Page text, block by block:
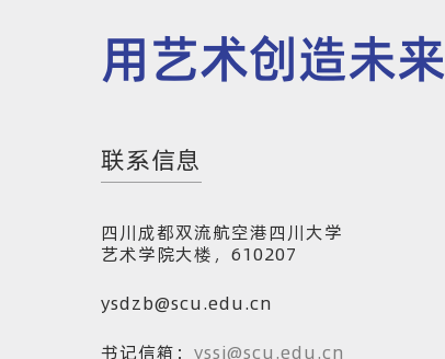
用艺术创造未来
联系信息
四川成都双流航空港四川大学
艺术学院大楼，610207
ysdzb@scu.edu.cn
书记信箱： yssj@scu.edu.cn